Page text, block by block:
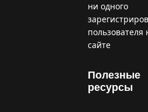
ни одного
пользователя
сайте
Полезные
ресурсы